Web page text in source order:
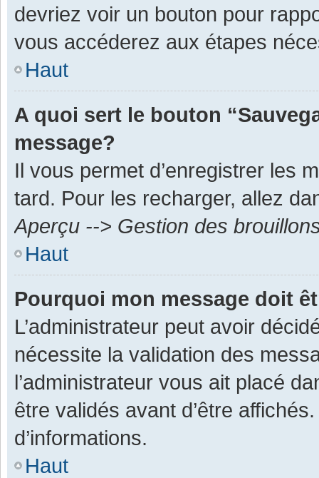
devriez voir un bouton pour
vous accéderez aux étapes
Haut
A quoi sert le bouton
message?
Il vous permet d’enregistrer les
tard. Pour les recharger, allez
Aperçu --> Gestion des
Haut
Pourquoi mon message doit
L’administrateur peut avoir
nécessite la validation des
l’administrateur vous ait placé
être validés avant d’être
d’informations.
Haut